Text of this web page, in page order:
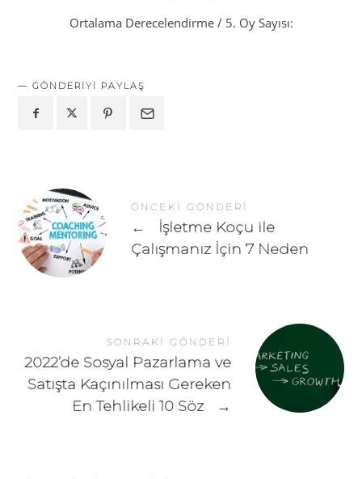
Ortalama Derecelendirme / 5. Oy Sayısı:
GÖNDERIYI PAYLAŞ
ÖNCEKI GÖNDERI
←
İşletme Koçu ile
Çalışmanız İçin 7 Neden
SONRAKI GÖNDERI
2022’de Sosyal Pazarlama ve
Satışta Kaçınılması Gereken
En Tehlikeli 10 Söz
→